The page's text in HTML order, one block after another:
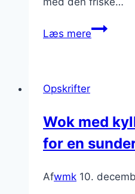
Læs mereWok
Opskrifter
Wok med
for en
Afwmk 10.